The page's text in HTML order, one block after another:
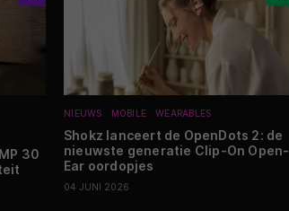
30
NIEUWS MOBILE WEARABLES
Shokz lanceert de OpenDots 2: de
nieuwste generatie Clip-On Open-
Ear oordopjes
04 JUNI 2026